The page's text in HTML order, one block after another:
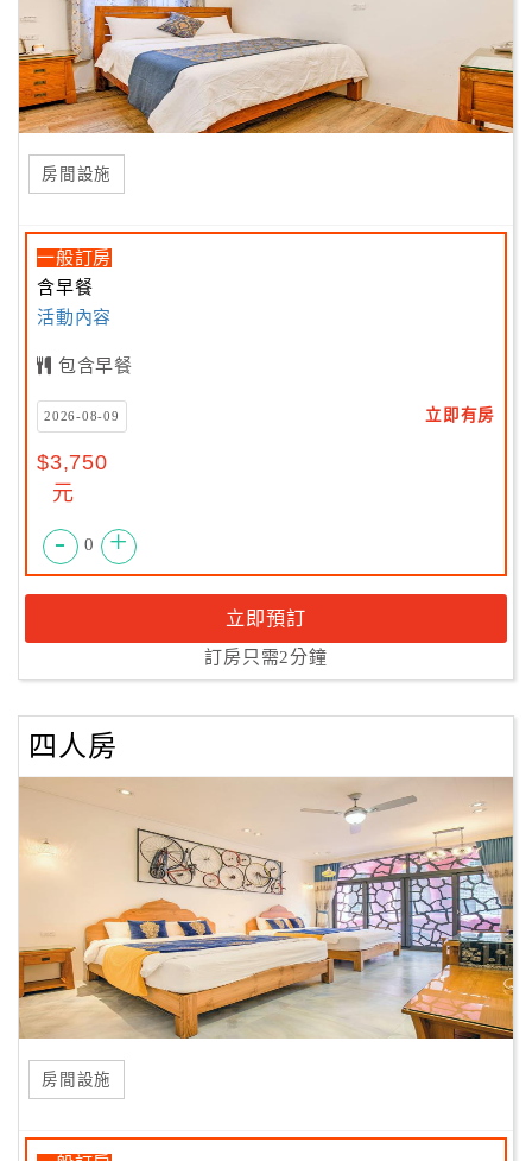
房間設施
一般訂房
含早餐
活動內容
包含早餐
2026-08-09 立即有房
$3,750
元
- 0 +
立即預訂
訂房只需2分鐘
四人房
房間設施